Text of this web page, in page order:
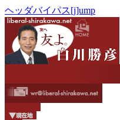
ヘッダバイパス[j]ump